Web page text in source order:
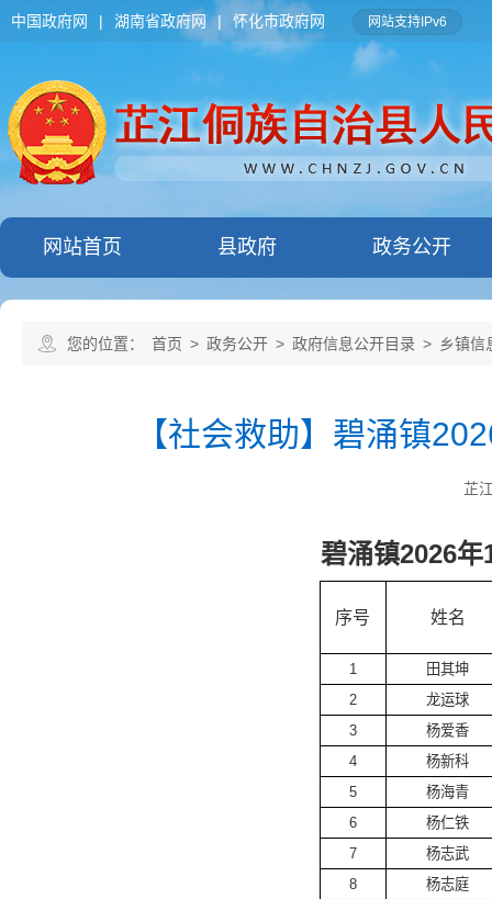
中国政府网 | 湖南省政府网 | 怀化市政府网 网站支持IPv6
网站首页 县政府 政务公开
您的位置： 首页 > 政务公开 > 政府信息公开目录 > 乡镇信
【社会救助】碧涌镇
芷
碧涌镇2026
序号 姓名
1
田其坤
2
龙运球
3
杨爱香
4
杨新科
5
杨海青
6
杨仁铁
7
杨志武
8
杨志庭